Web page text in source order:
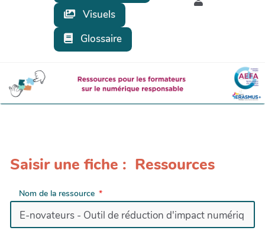
Visuels
Glossaire
Saisir une fiche : Ressources
Nom de la ressource